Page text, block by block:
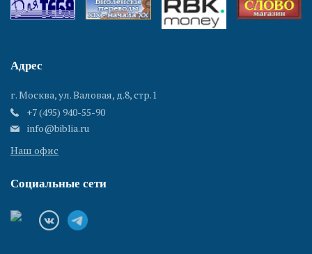
Адрес
г. Москва, ул. Валовая, д.8, стр.1
+7 (495) 940-55-90
info@biblia.ru
Наш офис
Социальные сети